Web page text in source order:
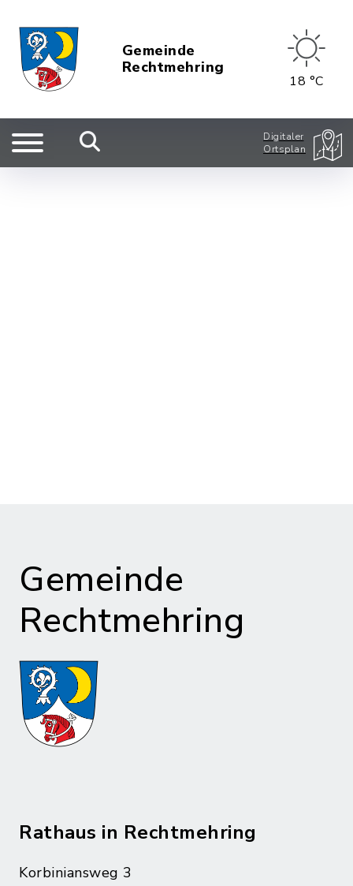
Gemeinde
Rechtmehring
18 °C
Digitaler
Ortsplan
Gemeinde
Rechtmehring
Rathaus in Rechtmehring
Korbiniansweg 3